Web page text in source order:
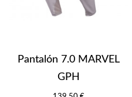
Pantalón 7.0 MARVEL
GPH